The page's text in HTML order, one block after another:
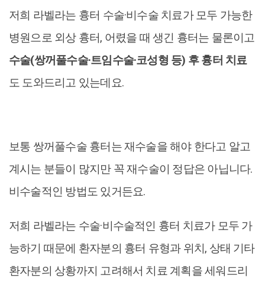
저희 라벨라는 흉터 수술·비수술 치료가 모두 가능한
병원으로 외상 흉터, 어렸을 때 생긴 흉터는 물론이고
수술(쌍꺼풀수술·트임수술·코성형 등) 후 흉터 치료
도 도와드리고 있는데요.
보통 쌍꺼풀수술 흉터는 재수술을 해야 한다고 알고
계시는 분들이 많지만 꼭 재수술이 정답은 아닙니다.
비수술적인 방법도 있거든요.
저희 라벨라는 수술·비수술적인 흉터 치료가 모두 가
능하기 때문에 환자분의 흉터 유형과 위치, 상태 기타
환자분의 상황까지 고려해서 치료 계획을 세워드리